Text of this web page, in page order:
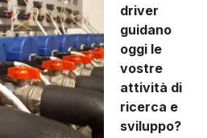
driver
guidano
oggi le
vostre
attività di
ricerca e
sviluppo?